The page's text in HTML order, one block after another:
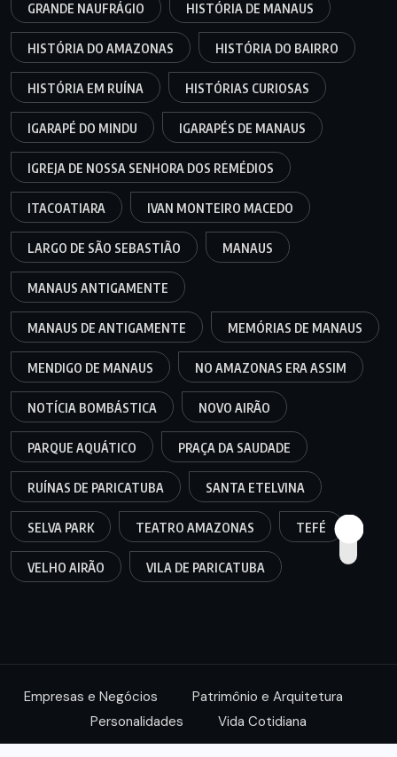
GRANDE NAUFRÁGIO HISTÓRIA DE MANAUS
HISTÓRIA DO AMAZONAS HISTÓRIA DO BAIRRO
HISTÓRIA EM RUÍNA HISTÓRIAS CURIOSAS
IGARAPÉ DO MINDU IGARAPÉS DE MANAUS
IGREJA DE NOSSA SENHORA DOS REMÉDIOS
ITACOATIARA IVAN MONTEIRO MACEDO
LARGO DE SÃO SEBASTIÃO MANAUS
MANAUS ANTIGAMENTE
MANAUS DE ANTIGAMENTE MEMÓRIAS DE MANAUS
MENDIGO DE MANAUS NO AMAZONAS ERA ASSIM
NOTÍCIA BOMBÁSTICA NOVO AIRÃO
PARQUE AQUÁTICO PRAÇA DA SAUDADE
RUÍNAS DE PARICATUBA SANTA ETELVINA
SELVA PARK TEATRO AMAZONAS TEFÉ
VELHO AIRÃO VILA DE PARICATUBA
Empresas e Negócios
Patrimônio e Arquitetura
Personalidades
Vida Cotidiana